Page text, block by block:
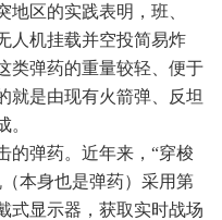
地区的实践表明，班、
人机挂载并空投简易炸
类弹药的重量较轻、便于
就是由现有火箭弹、反坦
。
的弹药。近年来，“穿梭
本身也是弹药）采用第
式显示器，获取实时战场